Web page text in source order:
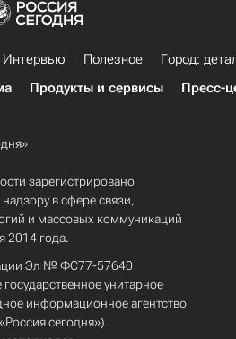
Интервью Полезное
Город:
Продукты и сервисы Пресс-
зарегистрировано
в сфере связи,
и массовых коммуникаций
2014 года.
Эл № ФС77-57640
унитарное
информационное агентство
сегодня»).